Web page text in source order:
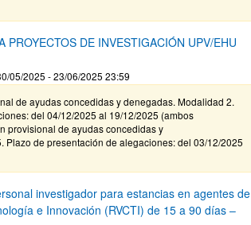
PROYECTOS DE INVESTIGACIÓN UPV/EHU
05/2025 - 23/06/2025 23:59
de ayudas concedidas y denegadas. Modalidad 2.
del 04/12/2025 al 19/12/2025 (ambos
provisional de ayudas concedidas y
Plazo de presentación de alegaciones: del 03/12/2025
investigador para estancias en agentes de
e Innovación (RVCTI) de 15 a 90 días –